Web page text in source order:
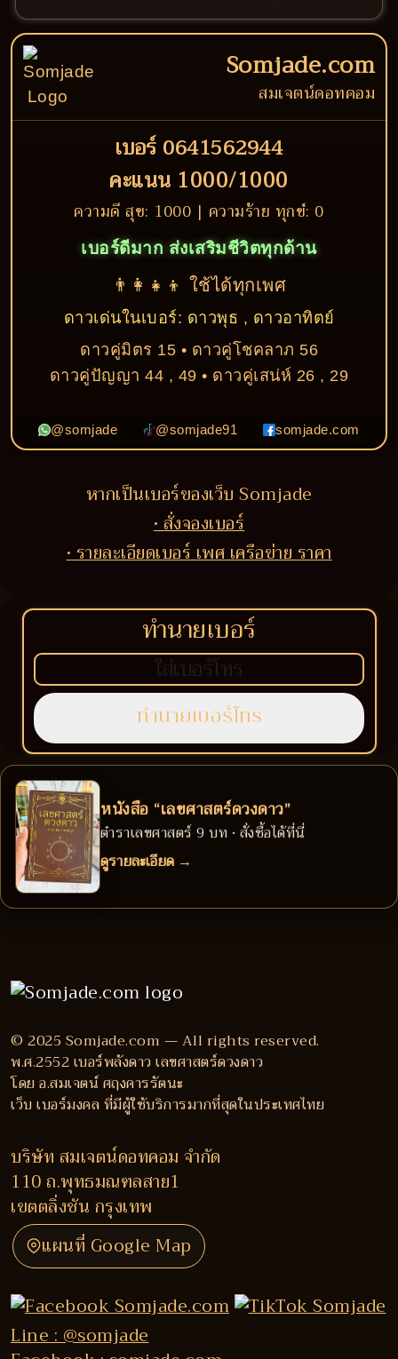
Somjade.com
สมเจตน์ดอทคอม
เบอร์ 0641562944
คะแนน 1000/1000
ความดี สุข: 1000 | ความร้าย ทุกข์: 0
เบอร์ดีมาก ส่งเสริมชีวิตทุกด้าน
👨‍👩‍👧‍👦 ใช้ได้ทุกเพศ
ดาวเด่นในเบอร์: ดาวพุธ , ดาวอาทิตย์
ดาวคู่มิตร 15 • ดาวคู่โชคลาภ 56
ดาวคู่ปัญญา 44 , 49 • ดาวคู่เสน่ห์ 26 , 29
@somjade @somjade91 somjade.com
หากเป็นเบอร์ของเว็บ Somjade
• สั่งจองเบอร์
• รายละเอียดเบอร์ เพศ เครือข่าย ราคา
ทำนายเบอร์
หนังสือ “เลขศาสตร์ดวงดาว”
ตำราเลขศาสตร์ 9 บท • สั่งซื้อได้ที่นี่
ดูรายละเอียด →
© 2025 Somjade.com — All rights reserved.
พ.ศ.2552 เบอร์พลังดาว เลขศาสตร์ดวงดาว
โดย อ.สมเจตน์ ศฤงคารรัตนะ
เว็บ เบอร์มงคล ที่มีผู้ใช้บริการมากที่สุดในประเทศไทย
บริษัท สมเจตน์ดอทคอม จำกัด
110 ถ.พุทธมณฑลสาย1
เขตตลิ่งชัน กรุงเทพ
แผนที่ Google Map
Line : @somjade